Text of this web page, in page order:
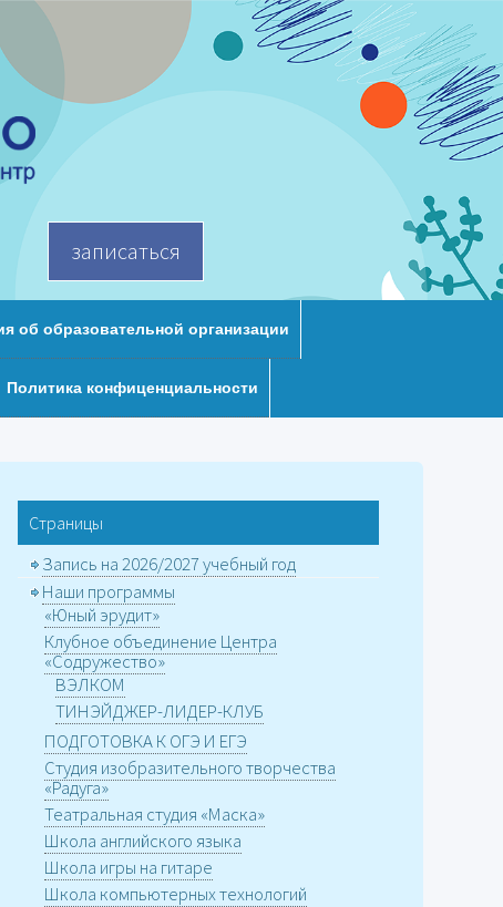
записаться
об образовательной организации
Политика конфиценциальности
Страницы
Запись на 2026/2027 учебный год
Наши программы
«Юный эрудит»
Клубное объединение Центра
«Содружество»
ВЭЛКОМ
ТИНЭЙДЖЕР-ЛИДЕР-КЛУБ
ПОДГОТОВКА К ОГЭ И ЕГЭ
Студия изобразительного творчества
«Радуга»
Театральная студия «Маска»
Школа английского языка
Школа игры на гитаре
Школа компьютерных технологий